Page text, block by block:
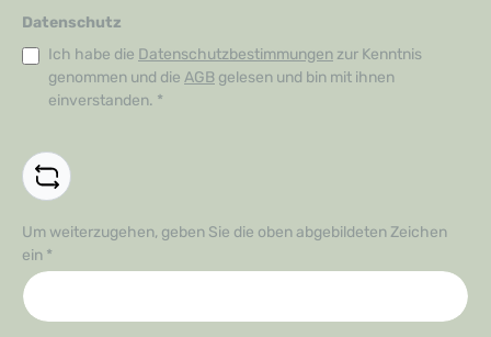
Datenschutz
Ich habe die Datenschutzbestimmungen zur Kenntnis
genommen und die AGB gelesen und bin mit ihnen
einverstanden. *
Um weiterzugehen, geben Sie die oben abgebildeten Zeichen
ein *